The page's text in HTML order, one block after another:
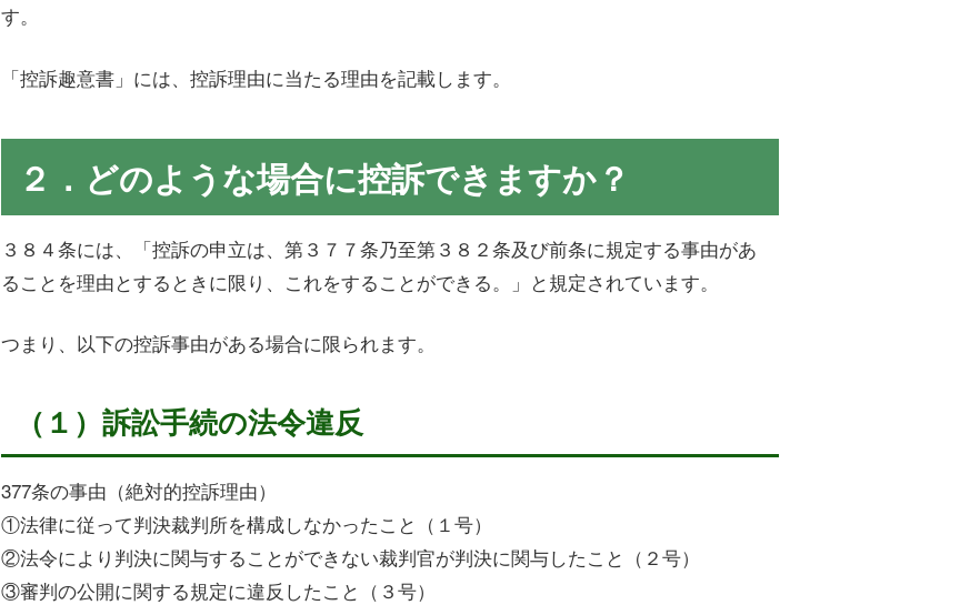
す。
「控訴趣意書」には、控訴理由に当たる理由を記載します。
２．どのような場合に控訴できますか？
３８４条には、「控訴の申立は、第３７７条乃至第３８２条及び前条に規定する事由があ
ることを理由とするときに限り、これをすることができる。」と規定されています。
つまり、以下の控訴事由がある場合に限られます。
（１）訴訟手続の法令違反
377条の事由（絶対的控訴理由）
①法律に従って判決裁判所を構成しなかったこと（１号）
②法令により判決に関与することができない裁判官が判決に関与したこと（２号）
③審判の公開に関する規定に違反したこと（３号）